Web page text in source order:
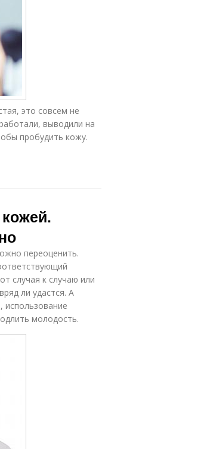
это совсем не
выводили на
пробудить кожу.
переоценить.
случая к случаю или
ли удастся. А
использование
молодость.